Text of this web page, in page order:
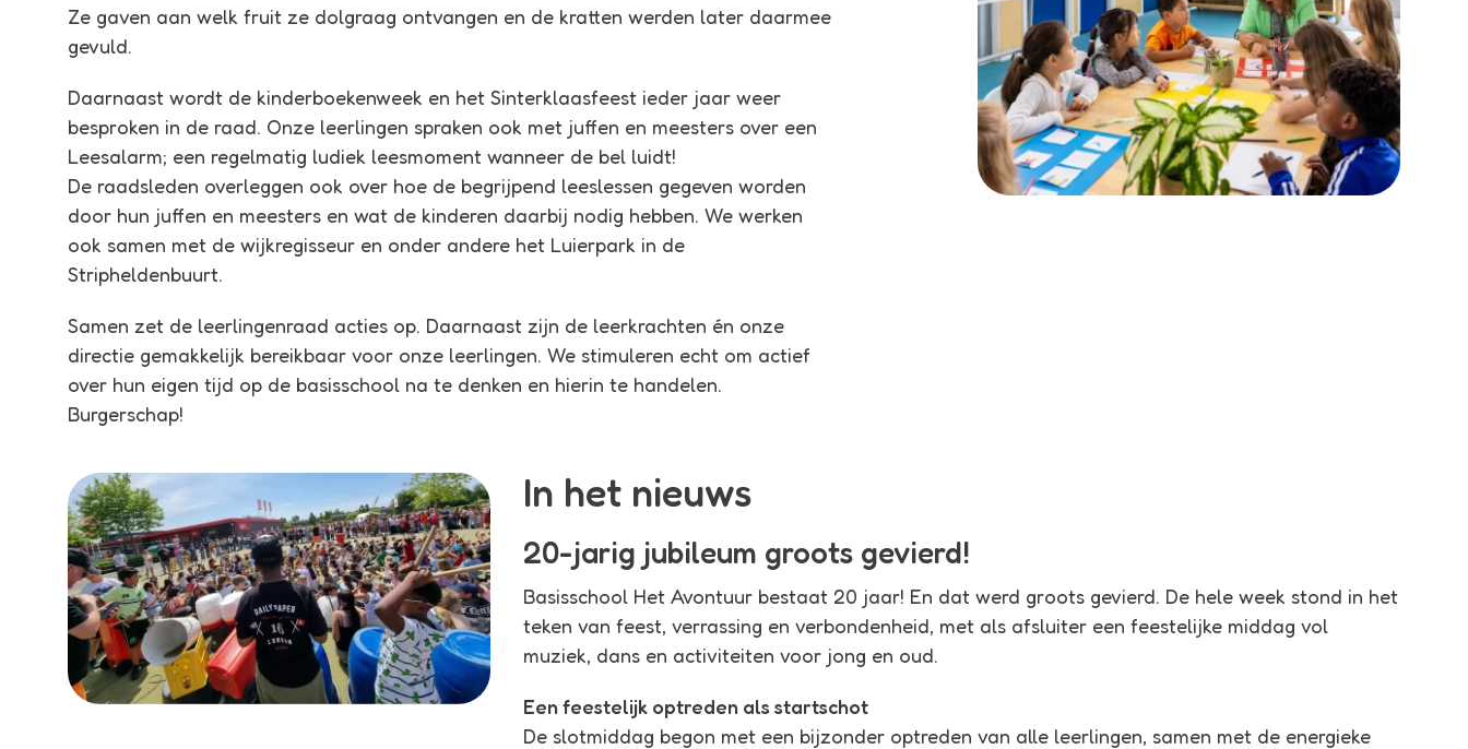
Ze gaven aan welk fruit ze dolgraag ontvangen en de kratten werden later daarmee
gevuld.
Daarnaast wordt de kinderboekenweek en het Sinterklaasfeest ieder jaar weer
besproken in de raad. Onze leerlingen spraken ook met juffen en meesters over een
Leesalarm; een regelmatig ludiek leesmoment wanneer de bel luidt!
De raadsleden overleggen ook over hoe de begrijpend leeslessen gegeven worden
door hun juffen en meesters en wat de kinderen daarbij nodig hebben. We werken
ook samen met de wijkregisseur en onder andere het Luierpark in de
Stripheldenbuurt.
Samen zet de leerlingenraad acties op. Daarnaast zijn de leerkrachten én onze
directie gemakkelijk bereikbaar voor onze leerlingen. We stimuleren echt om actief
over hun eigen tijd op de basisschool na te denken en hierin te handelen.
Burgerschap!
In het nieuws
20-jarig jubileum groots gevierd!
Basisschool Het Avontuur bestaat 20 jaar! En dat werd groots gevierd. De hele week stond in het
teken van feest, verrassing en verbondenheid, met als afsluiter een feestelijke middag vol
muziek, dans en activiteiten voor jong en oud.
Een feestelijk optreden als startschot
De slotmiddag begon met een bijzonder optreden van alle leerlingen, samen met de energieke